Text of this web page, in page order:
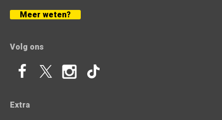
Meer weten?
Volg ons
Extra